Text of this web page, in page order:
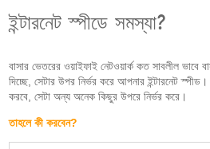
ইন্টারনেট স্পীডে সমস্যা?
বাসার ভেতরের ওয়াইফাই নেটওয়ার্ক কত সাবলীল ভাবে
দিচ্ছে, সেটার উপর নির্ভর করে আপনার ইন্টারনেট
করবে, সেটা অন্য অনেক কিছুর উপরে নির্ভর করে।
তাহলে কী করবেন?